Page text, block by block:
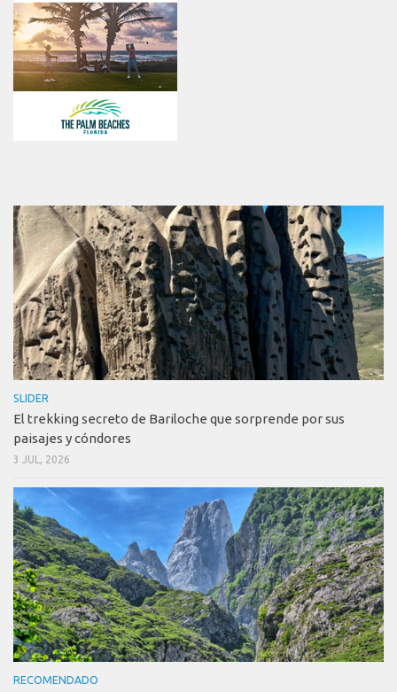
SLIDER
El trekking secreto de Bariloche que sorprende por sus
paisajes y cóndores
3 JUL, 2026
RECOMENDADO